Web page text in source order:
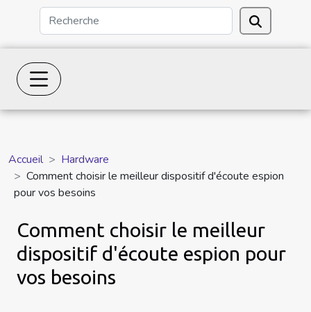
Accueil
Hardware
Comment choisir le meilleur dispositif d'écoute espion
pour vos besoins
Comment choisir le meilleur
dispositif d'écoute espion pour
vos besoins